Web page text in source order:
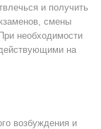
и получить
смены
необходимости
на
возбуждения и